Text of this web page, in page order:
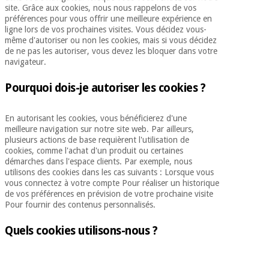
Offres
Outlet
Académie
Tech
Fisaude
équipement
médical
Médecine
traditionnelle
chinoise
Mobilier
Armoires
thérapeutiques
Matériel de
protection
essentiel
pour les
Nouveautes
Offres
Outlet
Académie
Tech
Dentisterie
équipement
médical
traditionnelle
chinoise
Mobilier
clinique
thérapeutiques
site. Grâce aux cookies, nous nous rappelons de vos
préférences pour vous offrir une meilleure expérience en
ligne lors de vos prochaines visites. Vous décidez vous-
même d'autoriser ou non les cookies, mais si vous décidez
de ne pas les autoriser, vous devez les bloquer dans votre
navigateur.
Pourquoi dois-je autoriser les cookies ?
En autorisant les cookies, vous bénéficierez d'une
meilleure navigation sur notre site web. Par ailleurs,
plusieurs actions de base requièrent l'utilisation de
cookies, comme l'achat d'un produit ou certaines
démarches dans l'espace clients. Par exemple, nous
utilisons des cookies dans les cas suivants : Lorsque vous
vous connectez à votre compte Pour réaliser un historique
de vos préférences en prévision de votre prochaine visite
Pour fournir des contenus personnalisés.
Quels cookies utilisons-nous ?